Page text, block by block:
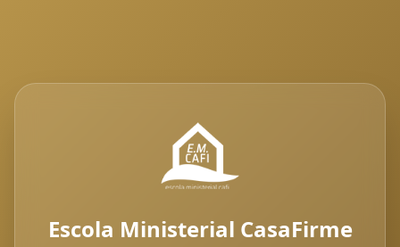
Escola Ministerial CasaFirme